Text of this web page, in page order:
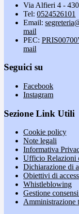
Via Alfieri 4 -
Tel: 0524526101
Email:
mail
PEC:
mail
Seguici su
Facebook
Instagram
Sezione Link Utili
Cookie policy
Note legali
Informativa
Ufficio Relazioni
Dichiarazione di
Obiettivi di
Whistleblowing
Gestione
Amministrazione